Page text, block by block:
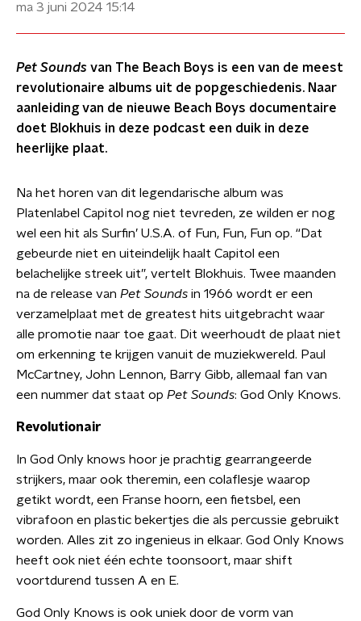
ma 3 juni 2024 15:14
Pet Sounds van The Beach Boys is een van de meest
revolutionaire albums uit de popgeschiedenis. Naar
aanleiding van de nieuwe Beach Boys documentaire
doet Blokhuis in deze podcast een duik in deze
heerlijke plaat.
Na het horen van dit legendarische album was
Platenlabel Capitol nog niet tevreden, ze wilden er nog
wel een hit als Surfin’ U.S.A. of Fun, Fun, Fun op. “Dat
gebeurde niet en uiteindelijk haalt Capitol een
belachelijke streek uit”, vertelt Blokhuis. Twee maanden
na de release van Pet Sounds in 1966 wordt er een
verzamelplaat met de greatest hits uitgebracht waar
alle promotie naar toe gaat. Dit weerhoudt de plaat niet
om erkenning te krijgen vanuit de muziekwereld. Paul
McCartney, John Lennon, Barry Gibb, allemaal fan van
een nummer dat staat op Pet Sounds: God Only Knows.
Revolutionair
In God Only knows hoor je prachtig gearrangeerde
strijkers, maar ook theremin, een colaflesje waarop
getikt wordt, een Franse hoorn, een fietsbel, een
vibrafoon en plastic bekertjes die als percussie gebruikt
worden. Alles zit zo ingenieus in elkaar. God Only Knows
heeft ook niet één echte toonsoort, maar shift
voortdurend tussen A en E.
God Only Knows is ook uniek door de vorm van